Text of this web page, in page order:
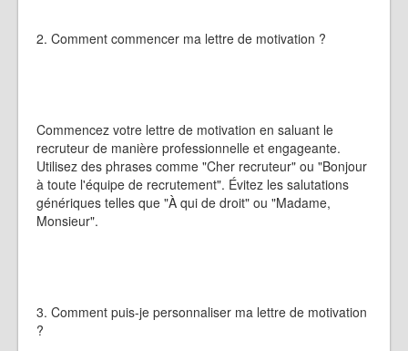
2. Comment commencer ma lettre de motivation ?
Commencez votre lettre de motivation en saluant le
recruteur de manière professionnelle et engageante.
Utilisez des phrases comme "Cher recruteur" ou "Bonjour
à toute l'équipe de recrutement". Évitez les salutations
génériques telles que "À qui de droit" ou "Madame,
Monsieur".
3. Comment puis-je personnaliser ma lettre de motivation
?